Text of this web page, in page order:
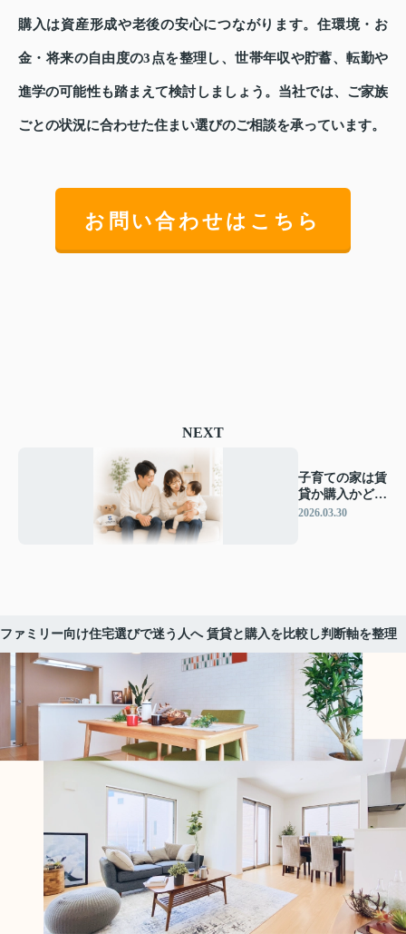
購入は資産形成や老後の安心につながります。住環境・お
金・将来の自由度の3点を整理し、世帯年収や貯蓄、転勤や
進学の可能性も踏まえて検討しましょう。当社では、ご家族
ごとの状況に合わせた住まい選びのご相談を承っています。
お問い合わせはこちら
NEXT
子育ての家は賃
貸か購入かどっ
ちが安心？判断
2026.03.30
ファミリー向け住宅選びで迷う人へ 賃貸と購入を比較し判断軸を整理